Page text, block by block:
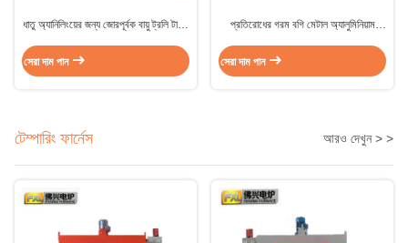
ধাতু অ্যানিলিংয়ের জন্য জোরপূর্বক বায়ু ট্রলি টাইপ
সেরা দাম পান
প্রতিরোধের গরম বগি মেটাল অ্যালুমিনিয়াম
সেরা দাম পান
টেম্পারিং ফার্নেস আরও দেখুন > >